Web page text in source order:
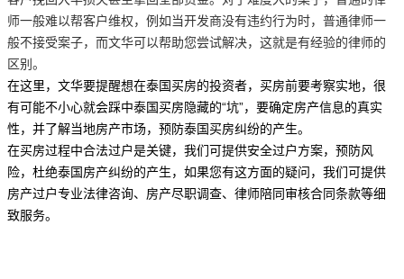
师一般难以帮客户维权，例如当开发商没有违约行为时，普通律师一
般不接受案子，而文华可以帮助您尝试解决，这就是有经验的律师的
区别。
在这里，文华要提醒想在泰国买房的投资者，买房前要考察实地，很
有可能不小心就会踩中泰国买房隐藏的“坑”，要确定房产信息的真实
性，并了解当地房产市场，预防泰国买房纠纷的产生。
在买房过程中合法过户是关键，我们可提供安全过户方案，预防风
险，杜绝泰国房产纠纷的产生，如果您有这方面的疑问，我们可提供
房产过户专业法律咨询、房产尽职调查、律师陪同审核合同条款等细
致服务。